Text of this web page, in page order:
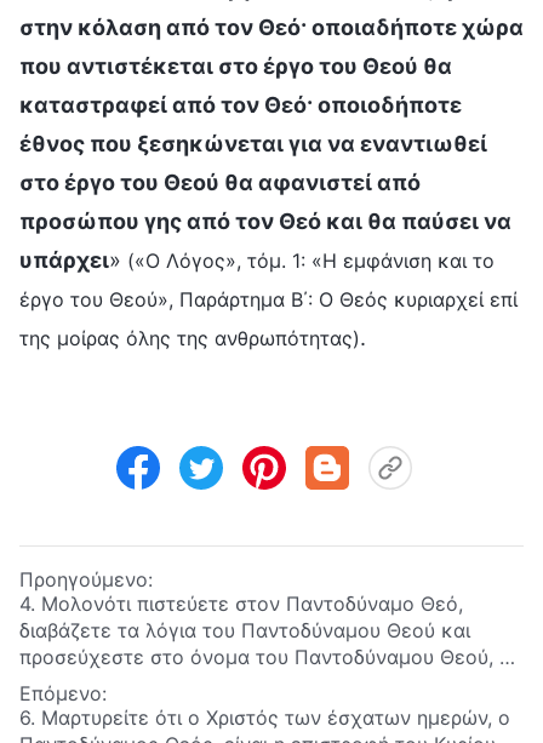
στην κόλαση από τον Θεό· οποιαδήποτε χώρα
που αντιστέκεται στο έργο του Θεού θα
καταστραφεί από τον Θεό· οποιοδήποτε
έθνος που ξεσηκώνεται για να εναντιωθεί
στο έργο του Θεού θα αφανιστεί από
προσώπου γης από τον Θεό και θα παύσει να
υπάρχει» («Ο Λόγος», τόμ. 1: «Η εμφάνιση και το
έργο του Θεού», Παράρτημα Β΄: Ο Θεός κυριαρχεί επί
της μοίρας όλης της ανθρωπότητας).
Προηγούμενο:
4. Μολονότι πιστεύετε στον Παντοδύναμο Θεό,
διαβάζετε τα λόγια του Παντοδύναμου Θεού και
προσεύχεστε στο όνομα του Παντοδύναμου Θεού, το
ΚΚΚ διαδίδει πληροφορίες που λένε ότι η Εκκλησία
του Παντοδύναμου Θεού δημιουργήθηκε από έναν
άνθρωπο, κι εσείς κάνετε ό,τι σας λέει. Εσείς
Επόμενο:
6. Μαρτυρείτε ότι ο Χριστός των έσχατων ημερών, ο